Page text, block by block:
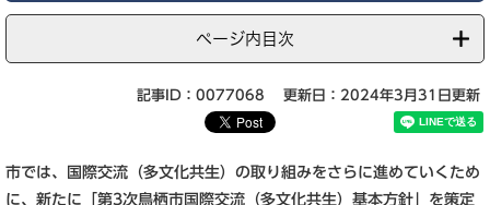
ページ内目次
記事ID：0077068 更新日：2024年3月31日更新
市では、国際交流（多文化共生）の取り組みをさらに進めていくため
に、新たに「第3次鳥栖市国際交流（多文化共生）基本方針」を策定